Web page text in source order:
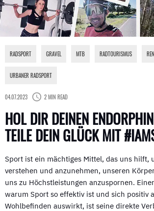
HOL DIR DEINEN
TEILE DEIN GLÜCK MIT
RADSPORT GRAVEL MTB RADTOURISMUS
URBANER RADSPORT
04.07.2023 2 MIN READ
Sport ist ein mächtiges Mittel, das uns hilft,
verstehen und anzunehmen, unseren
uns zu Höchstleistungen anzuspornen.
warum Sport so effektiv ist und sich positiv
Wohlbefinden auswirkt, ist seine direkte